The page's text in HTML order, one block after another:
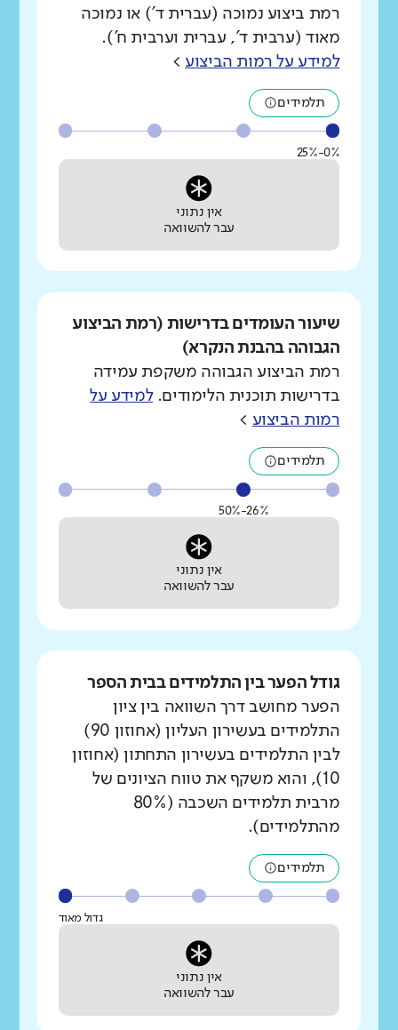
רמת ביצוע נמוכה (עברית ד') או נמוכה
מאוד (ערבית ד', עברית וערבית ח').
למידע על רמות הביצוע >
תלמידים
0%-25%
אין נתוני
עבר להשוואה
שיעור העומדים בדרישות (רמת הביצוע
הגבוהה בהבנת הנקרא)
רמת הביצוע הגבוהה משקפת עמידה
בדרישות תוכנית הלימודים.למידע על
רמות הביצוע >
תלמידים
26%-50%
אין נתוני
עבר להשוואה
גודל הפער בין התלמידים בבית הספר
הפער מחושב דרך השוואה בין ציון
התלמידים בעשירון העליון (אחוזון 90)
לבין התלמידים בעשירון התחתון (אחוזון
10), והוא משקף את טווח הציונים של
מרבית תלמידים השכבה (80%
מהתלמידים).
תלמידים
גדול מאוד
אין נתוני
עבר להשוואה